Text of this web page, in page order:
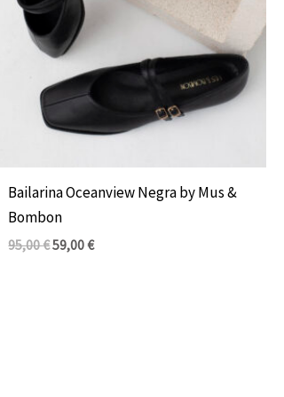
Bailarina Oceanview Negra by Mus &
Bombon
95,00€59,00€